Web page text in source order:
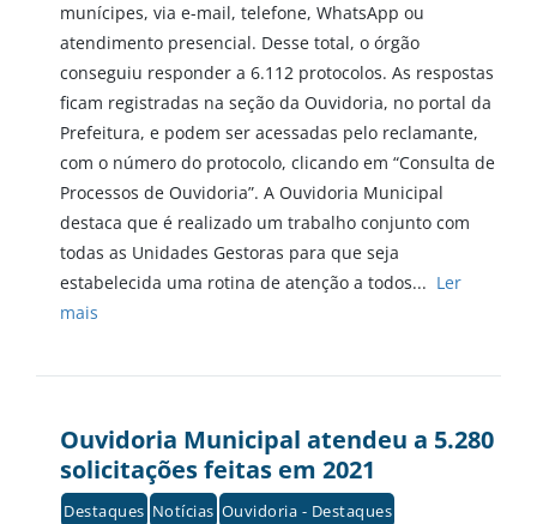
munícipes, via e-mail, telefone, WhatsApp ou
atendimento presencial. Desse total, o órgão
conseguiu responder a 6.112 protocolos. As respostas
ficam registradas na seção da Ouvidoria, no portal da
Prefeitura, e podem ser acessadas pelo reclamante,
com o número do protocolo, clicando em “Consulta de
Processos de Ouvidoria”. A Ouvidoria Municipal
destaca que é realizado um trabalho conjunto com
todas as Unidades Gestoras para que seja
estabelecida uma rotina de atenção a todos... Ler
mais
Ouvidoria Municipal atendeu a 5.280
solicitações feitas em 2021
Destaques Notícias Ouvidoria - Destaques